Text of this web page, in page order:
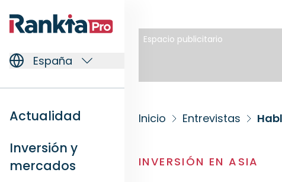
España
Actualidad
Inversión y
mercados
Espacio publicitario
Inicio Entrevistas
INVERSIÓN EN ASIA